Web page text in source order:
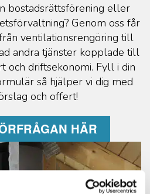
bostadsrättsförening eller
Genom oss får
ventilationsrengöring till
andra tjänster kopplade till
och driftsekonomi. Fyll i din
så hjälper vi dig med
och offert!
HÄR